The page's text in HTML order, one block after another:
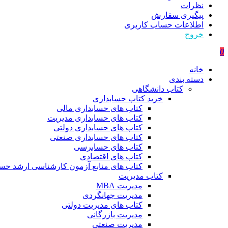
نظرات
پیگیری سفارش
اطلاعات حساب كاربری
خروج
0
خانه
دسته بندی
کتاب دانشگاهی
خرید کتاب حسابداری
کتاب های حسابداری مالی
کتاب های حسابداری مدیریت
کتاب های حسابداری دولتی
کتاب های حسابداری صنعتی
کتاب های حسابرسی
کتاب های اقتصادی
کتاب های منابع آزمون کارشناسی ارشد
کتاب مدیریت
مدیریت MBA
مدیریت جهانگردی
کتاب های مدیریت دولتی
مدیریت بازرگانی
مدیریت صنعتی